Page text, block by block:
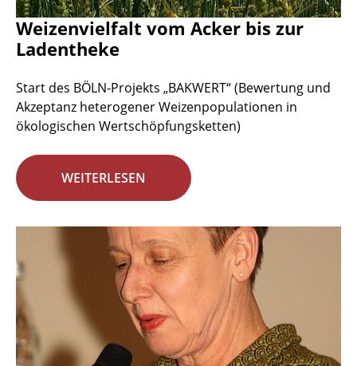
Weizenvielfalt vom Acker bis zur
Ladentheke
Start des BÖLN-Projekts „BAKWERT“ (Bewertung und
Akzeptanz heterogener Weizenpopulationen in
ökologischen Wertschöpfungsketten)
WEITERLESEN